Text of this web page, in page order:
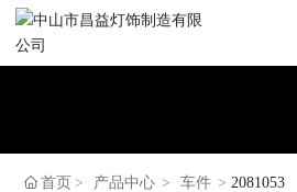
首页 产品中心 车件 2081053